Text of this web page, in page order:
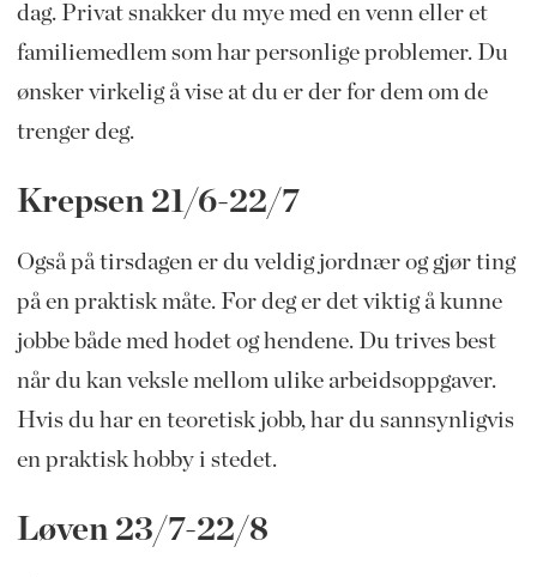
dag. Privat snakker du mye med en venn eller et
familiemedlem som har personlige problemer. Du
ønsker virkelig å vise at du er der for dem om de
trenger deg.
Krepsen 21/6-22/7
Også på tirsdagen er du veldig jordnær og gjør ting
på en praktisk måte. For deg er det viktig å kunne
jobbe både med hodet og hendene. Du trives best
når du kan veksle mellom ulike arbeidsoppgaver.
Hvis du har en teoretisk jobb, har du sannsynligvis
en praktisk hobby i stedet.
Løven 23/7-22/8